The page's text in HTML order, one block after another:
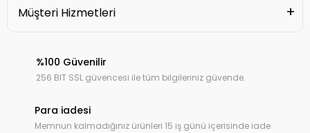
Müşteri Hizmetleri
%100 Güvenilir
256 BIT SSL güvencesi ile tüm bilgileriniz güvende.
Para iadesi
Memnun kalmadığınız ürünleri 15 iş günü içerisinde iade